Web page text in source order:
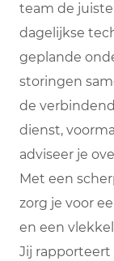
team de
dagelijkse
geplande
storingen
de
dienst,
adviseer je
Met een
zorg je voor
en een
Jij rapporteert